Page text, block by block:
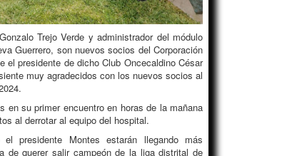
Trejo Verde y administrador del módulo
Guerrero, son nuevos socios del Corporación
el presidente de dicho Club Oncecaldino César
muy agradecidos con los nuevos socios al
en su primer encuentro en horas de la mañana
al derrotar al equipo del hospital.
presidente Montes estarán llegando más
de querer salir campeón de la liga distrital de